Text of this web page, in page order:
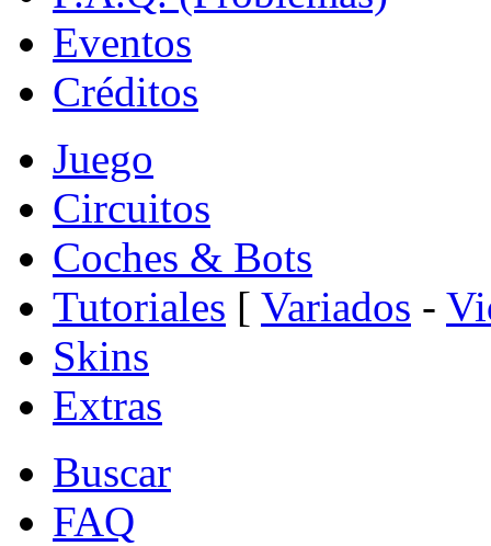
Eventos
Créditos
Juego
Circuitos
Coches & Bots
Tutoriales [ Variados -
Skins
Extras
Buscar
FAQ